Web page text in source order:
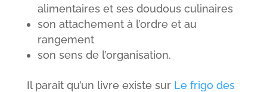
alimentaires et ses doudous culinaires
son attachement à l’ordre et au
rangement
son sens de l’organisation.
Il paraît qu’un livre existe sur Le frigo des